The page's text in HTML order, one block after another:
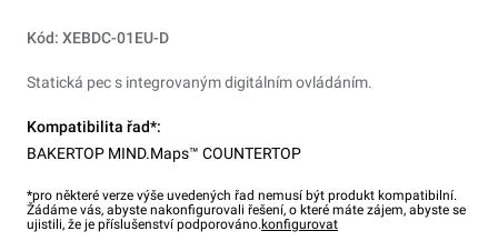
Kód: XEBDC-01EU-D
Statická pec s integrovaným digitálním ovládáním.
Kompatibilita řad*:
BAKERTOP MIND.Maps™ COUNTERTOP
*pro některé verze výše uvedených řad nemusí být produkt kompatibilní.
Žádáme vás, abyste nakonfigurovali řešení, o které máte zájem, abyste se
ujistili, že je příslušenství podporováno.konfigurovat